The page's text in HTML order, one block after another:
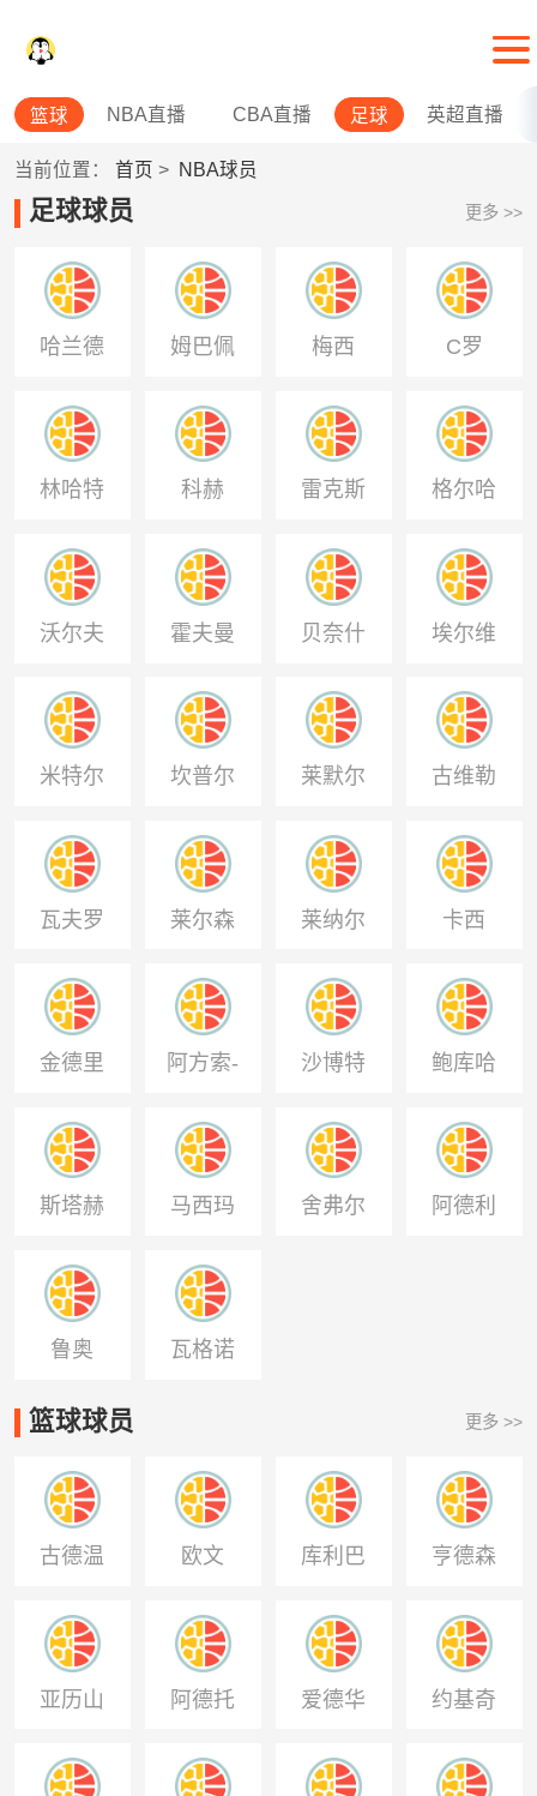
篮球 NBA直播 CBA直播 足球 英超直播
当前位置： 首页 > NBA球员
足球球员 更多 >>
哈兰德 姆巴佩 梅西 C罗
林哈特 科赫 雷克斯
贝凯
格尔哈
特
沃尔夫 霍夫曼 贝奈什 埃尔维
迪
米特尔
施塔特
坎普尔 莱默尔 古维勒
乌
瓦夫罗 莱尔森 莱纳尔 卡西
金德里 阿方索-
戴维斯
沙博特 鲍库哈
法
斯塔赫 马西玛 舍弗尔 阿德利
鲁奥 瓦格诺
篮球球员 更多 >>
古德温 欧文 库利巴
利
亨德森
亚历山
大
阿德托
昆博
爱德华
兹
约基奇